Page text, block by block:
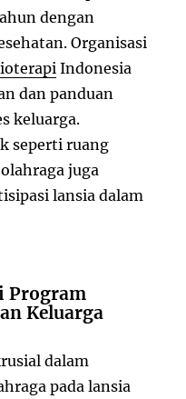
dengan
Organisasi
Indonesia
dan panduan
keluarga.
seperti ruang
juga
lansia dalam
Program
Keluarga
dalam
pada lansia